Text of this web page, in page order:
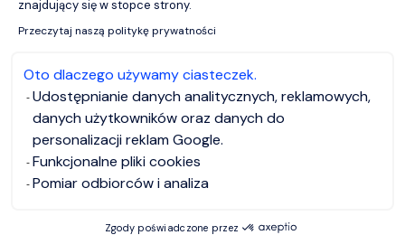
znajdujący się w stopce strony.
Przeczytaj naszą politykę prywatności
Oto dlaczego używamy ciasteczek.
Udostępnianie danych analitycznych, reklamowych,
danych użytkowników oraz danych do
personalizacji reklam Google.
Funkcjonalne pliki cookies
Pomiar odbiorców i analiza
Zgody poświadczone przez